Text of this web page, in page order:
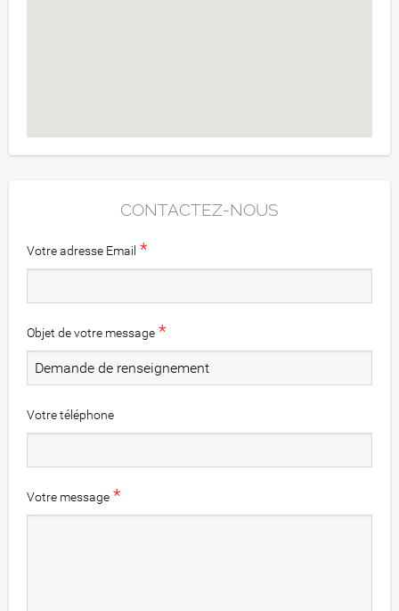
CONTACTEZ-NOUS
Votre adresse Email *
Objet de votre message *
Votre téléphone
Votre message *